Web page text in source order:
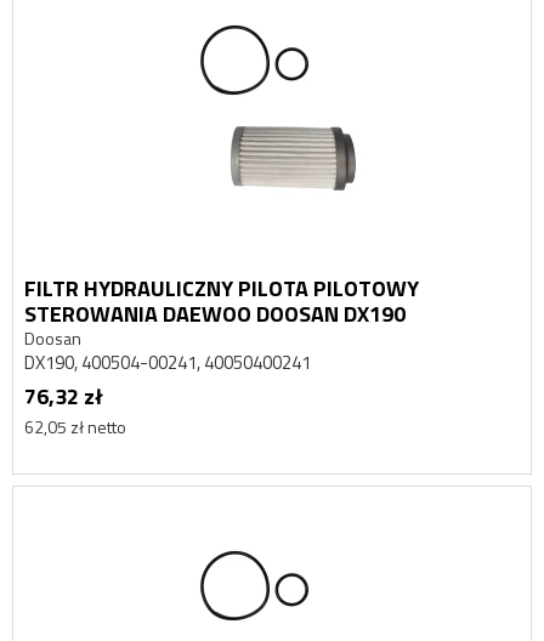
FILTR HYDRAULICZNY PILOTA PILOTOWY
STEROWANIA DAEWOO DOOSAN DX190
Doosan
DX190, 400504-00241, 40050400241
76,32 zł
62,05 zł netto